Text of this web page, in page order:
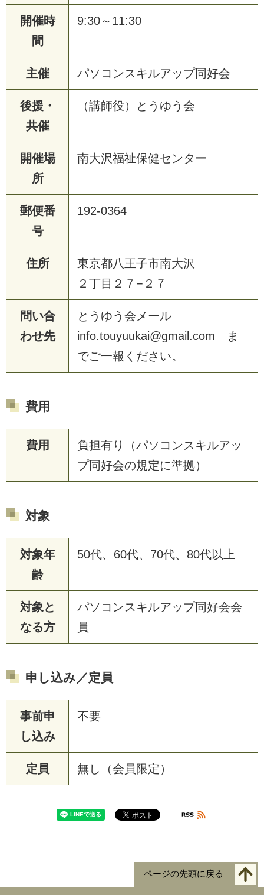
開催時
間
9:30～11:30
主催 パソコンスキルアップ同好会
後援・
共催
（講師役）とうゆう会
開催場
所
南大沢福祉保健センター
郵便番
号
192-0364
住所
東京都八王子市南大沢
２丁目２７−２７
問い合
わせ先
とうゆう会メール
info.touyuukai@gmail.com ま
でご一報ください。
費用
費用
負担有り（パソコンスキルアッ
プ同好会の規定に準拠）
対象
対象年
齢
50代、60代、70代、80代以上
対象と
なる方
パソコンスキルアップ同好会会
員
申し込み／定員
事前申
し込み
不要
定員 無し（会員限定）
ページの先頭に戻る